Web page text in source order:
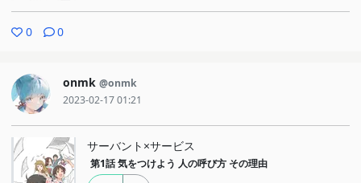
0 0
onmk @onmk
2023-02-17 01:21
サーバント×サービス
第1話 気をつけよう 人の呼び方 その理由